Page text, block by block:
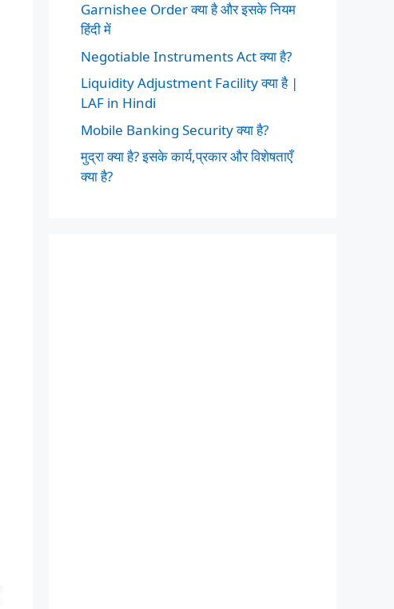
Garnishee Order क्या है और इसके नियम
हिंदी में
Negotiable Instruments Act क्या है?
Liquidity Adjustment Facility क्या है |
LAF in Hindi
Mobile Banking Security क्या है?
मुद्रा क्या है? इसके कार्य,प्रकार और विशेषताएँ
क्या है?